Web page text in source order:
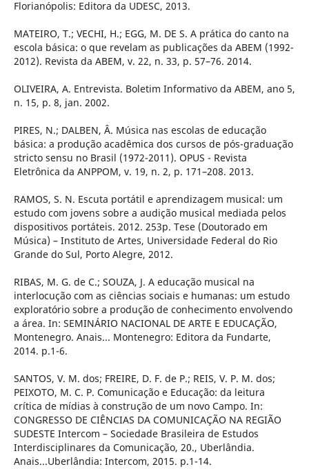
Florianópolis: Editora da UDESC, 2013.
MATEIRO, T.; VECHI, H.; EGG, M. DE S. A prática do canto na
escola básica: o que revelam as publicações da ABEM (1992-
2012). Revista da ABEM, v. 22, n. 33, p. 57–76. 2014.
OLIVEIRA, A. Entrevista. Boletim Informativo da ABEM, ano 5,
n. 15, p. 8, jan. 2002.
PIRES, N.; DALBEN, Â. Música nas escolas de educação
básica: a produção acadêmica dos cursos de pós-graduação
stricto sensu no Brasil (1972-2011). OPUS - Revista
Eletrônica da ANPPOM, v. 19, n. 2, p. 171–208. 2013.
RAMOS, S. N. Escuta portátil e aprendizagem musical: um
estudo com jovens sobre a audição musical mediada pelos
dispositivos portáteis. 2012. 253p. Tese (Doutorado em
Música) – Instituto de Artes, Universidade Federal do Rio
Grande do Sul, Porto Alegre, 2012.
RIBAS, M. G. de C.; SOUZA, J. A educação musical na
interlocução com as ciências sociais e humanas: um estudo
exploratório sobre a produção de conhecimento envolvendo
a área. In: SEMINÁRIO NACIONAL DE ARTE E EDUCAÇÃO,
Montenegro. Anais... Montenegro: Editora da Fundarte,
2014. p.1-6.
SANTOS, V. M. dos; FREIRE, D. F. de P.; REIS, V. P. M. dos;
PEIXOTO, M. C. P. Comunicação e Educação: da leitura
crítica de mídias à construção de um novo Campo. In:
CONGRESSO DE CIÊNCIAS DA COMUNICAÇÃO NA REGIÃO
SUDESTE Intercom – Sociedade Brasileira de Estudos
Interdisciplinares da Comunicação, 20., Uberlândia.
Anais...Uberlândia: Intercom, 2015. p.1-14.